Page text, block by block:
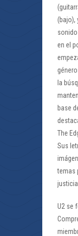
(bajo),
en el
la
base
The
Sus
temas
U2 se